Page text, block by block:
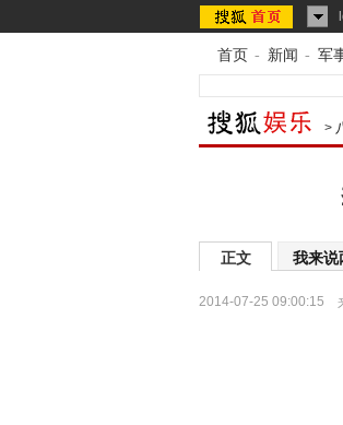
首页 - 新闻 - 军
>
正文 我来说
2014-07-25 09:00:15